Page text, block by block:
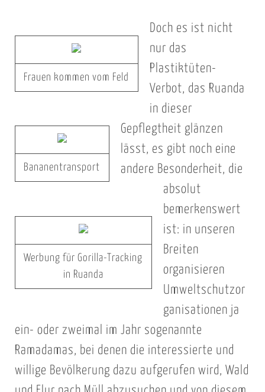
Frauen kommen vom Feld
Bananentransport
Werbung für Gorilla-Tracking
in Ruanda
Doch es ist nicht
nur das
Plastiktüten-
Verbot, das Ruanda
in dieser
Gepflegtheit glänzen
lässt, es gibt noch eine
andere Besonderheit, die
absolut
bemerkenswert
ist: in unseren
Breiten
organisieren
Umweltschutzor
ganisationen ja
ein- oder zweimal im Jahr sogenannte
Ramadamas, bei denen die interessierte und
willige Bevölkerung dazu aufgerufen wird, Wald